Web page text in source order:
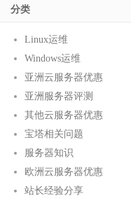
分类
Linux运维
Windows运维
亚洲云服务器优惠
亚洲服务器评测
其他云服务器优惠
宝塔相关问题
服务器知识
欧洲云服务器优惠
站长经验分享